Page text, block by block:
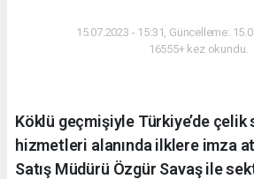
15.07.2023 - 15:31, Güncelleme:
16555+ kez okundu.
Köklü geçmişiyle Türkiye’de
hizmetleri alanında ilklere imza
Satış Müdürü Özgür Savaş ile